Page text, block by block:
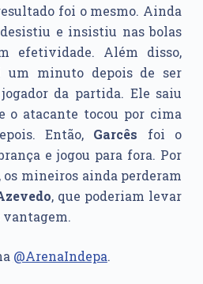
foi o mesmo. Ainda
e insistiu nas bolas
efetividade. Além disso,
um minuto depois de ser
da partida. Ele saiu
o atacante tocou por cima
Então, Garcês foi o
e jogou para fora. Por
mineiros ainda perderam
, que poderiam levar
vantagem.
@ArenaIndepa.